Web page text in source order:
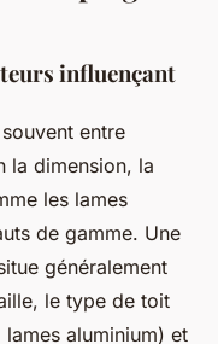
influençant
entre
la dimension, la
les lames
de gamme. Une
généralement
le type de toit
aluminium) et